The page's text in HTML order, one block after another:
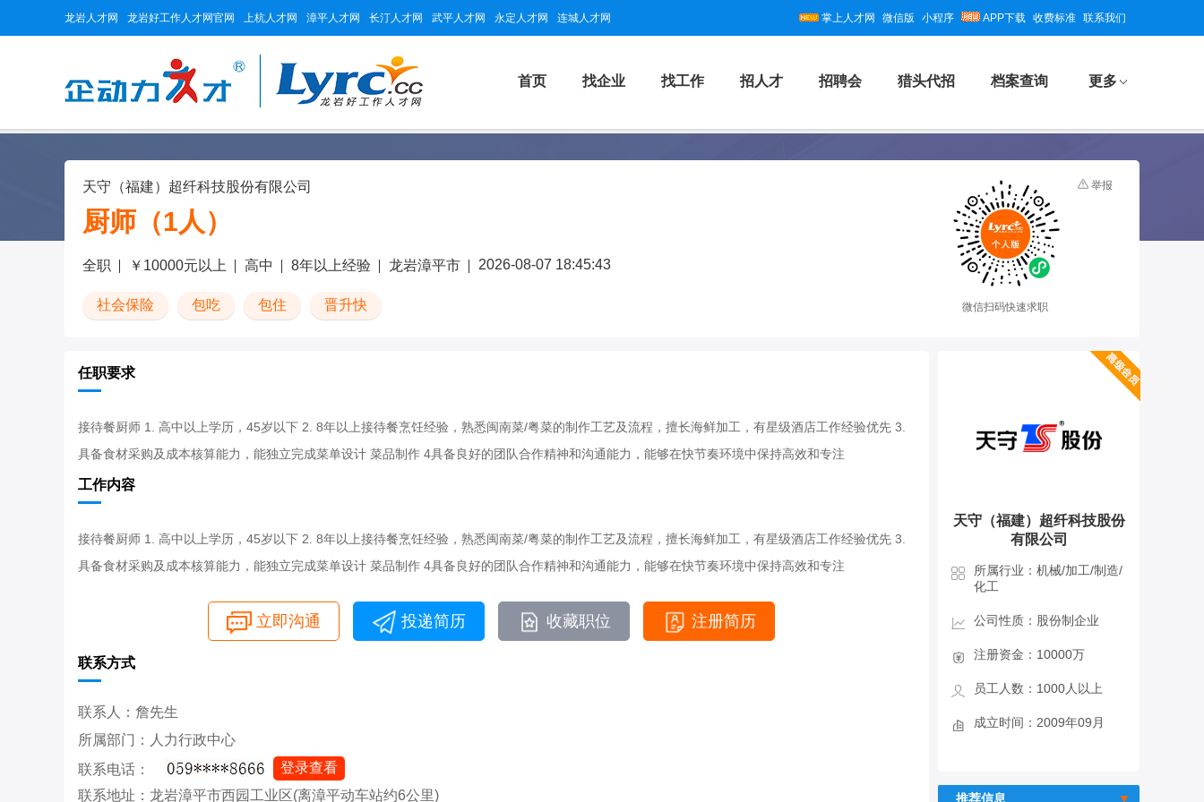
龙岩人才网 龙岩好工作人才网官网 上杭人才网 漳平人才网 长汀人才网 武平人才网 永定人才网 连城人才网 掌上人才网 微信版 小程序 APP下载 收费标准 联系我们
首页 找企业 找工作 招人才 招聘会 猎头代招 档案查询 更多
天守（福建）超纤科技股份有限公司
厨师（1人）
全职 ￥10000元以上 高中 8年以上经验 龙岩漳平市 2026-08-07 18:45:43
社会保险 包吃 包住 晋升快 微信扫码快速求职
举报
任职要求
接待餐厨师 1. 高中以上学历，45岁以下 2. 8年以上接待餐烹饪经验，熟悉闽南菜/粤菜的制作工艺及流程，擅长海鲜加工，有星级酒店工作经验优先 3.
具备食材采购及成本核算能力，能独立完成菜单设计 菜品制作 4具备良好的团队合作精神和沟通能力，能够在快节奏环境中保持高效和专注
工作内容
接待餐厨师 1. 高中以上学历，45岁以下 2. 8年以上接待餐烹饪经验，熟悉闽南菜/粤菜的制作工艺及流程，擅长海鲜加工，有星级酒店工作经验优先 3.
具备食材采购及成本核算能力，能独立完成菜单设计 菜品制作 4具备良好的团队合作精神和沟通能力，能够在快节奏环境中保持高效和专注
立即沟通 投递简历 收藏职位 注册简历
联系方式
联系人：詹先生
所属部门：人力行政中心
联系电话：
登录查看
联系地址：龙岩漳平市西园工业区(离漳平动车站约6公里)
天守（福建）超纤科技股份
有限公司
所属行业：机械/加工/制造/
化工
公司性质：股份制企业
注册资金：10000万
员工人数：1000人以上
成立时间：2009年09月
推荐信息